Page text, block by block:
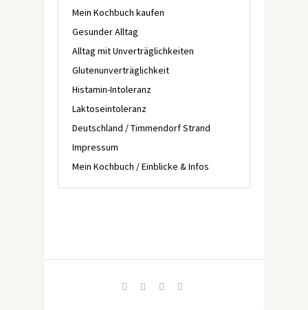
Mein Kochbuch kaufen
Gesunder Alltag
Alltag mit Unverträglichkeiten
Glutenunverträglichkeit
Histamin-Intoleranz
Laktoseintoleranz
Deutschland / Timmendorf Strand
Impressum
Mein Kochbuch / Einblicke & Infos